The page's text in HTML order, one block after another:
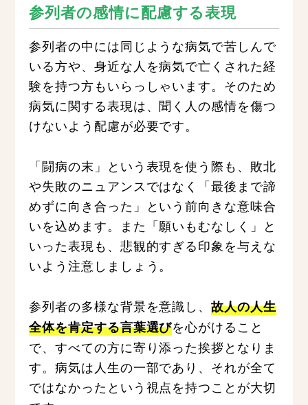
参列者の感情に配慮する表現
参列者の中には同じような病気で苦しんで
いる方や、身近な人を病気で亡くされた経
験を持つ方もいらっしゃいます。そのため
病気に関する表現は、聞く人の感情を傷つ
けないよう配慮が必要です。
「闘病の末」という表現を使う際も、敗北
や失敗のニュアンスではなく「最後まで諦
めずに向き合った」という前向きな意味合
いを込めます。また「願いもむなしく」と
いった表現も、悲観的すぎる印象を与えな
いよう注意しましょう。
参列者の多様な背景を意識し、故人の人生
全体を肯定する言葉選びを心がけること
で、すべての方に寄り添った挨拶となりま
す。病気は人生の一部であり、それが全て
ではなかったという視点を持つことが大切